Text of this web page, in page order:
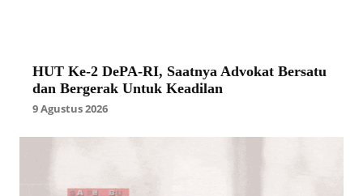
HUT Ke-2 DePA-RI, Saatnya Advokat Bersatu
dan Bergerak Untuk Keadilan
9 Agustus 2026